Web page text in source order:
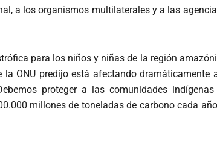
a los organismos multilaterales y a las
para los niños y niñas de la región
ONU predijo está afectando dramáticamente
proteger a las comunidades indígenas
millones de toneladas de carbono cada